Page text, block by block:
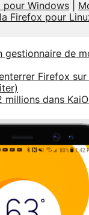
pour Windows
Firefox pour
gestionnaire de
Firefox
dans